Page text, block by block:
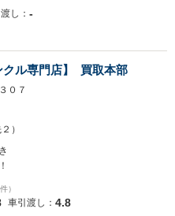
し： -
ル専門店】 買取本部
０７
）
）
車引渡し： 4.8